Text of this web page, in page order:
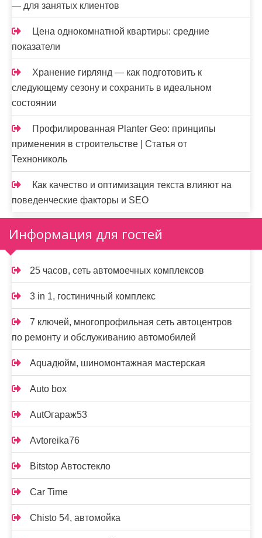
— для занятых клиентов
Цена однокомнатной квартиры: средние
показатели
Хранение гирлянд — как подготовить к
следующему сезону и сохранить в идеальном
состоянии
Профилированная Planter Geo: принципы
применения в строительстве | Статья от
Технониколь
Как качество и оптимизация текста влияют на
поведенческие факторы и SEO
Информация для гостей
25 часов, сеть автомоечных комплексов
3 in 1, гостиничный комплекс
7 ключей, многопрофильная сеть автоцентров
по ремонту и обслуживанию автомобилей
Aquaдюйм, шиномонтажная мастерская
Auto box
AutOгараж53
Avtoreika76
Bitstop Автостекло
Car Time
Chisto 54, автомойка